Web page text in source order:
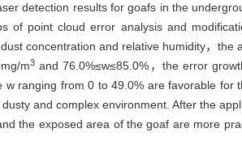
detection results for goafs in the
point cloud error analysis and
concentration and relative humidity，the
m3and 76.0%≤w≤85.0%，the error
w ranging from 0 to 49.0% are favorable for
and complex environment. After the
the exposed area of the goaf are more